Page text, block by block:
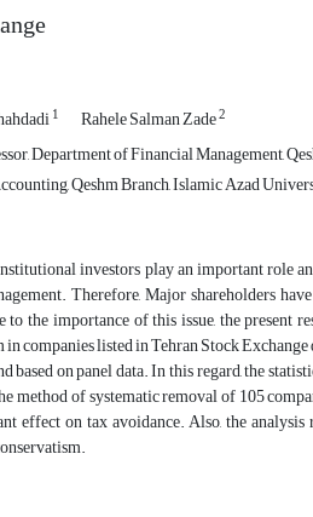
1 Rahele Salman Zade2
Department of Financial Management,
Qeshm Branch, Islamic Azad
investors play an important role
Therefore, Major shareholders
the importance of this issue, the present
companies listed in Tehran Stock
based on panel data. In this regard, the
method of systematic removal of 105
effect on tax avoidance. Also, the